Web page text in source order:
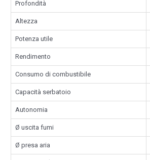
Profondità
Altezza
Potenza utile
Rendimento
Consumo di combustibile
Capacità serbatoio
Autonomia
Ø uscita fumi
Ø presa aria